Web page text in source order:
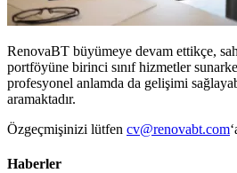
RenovaBT büyümeye devam ettikçe,
portföyüne birinci sınıf hizmetler
profesyonel anlamda da gelişimi
aramaktadır.
Özgeçmişinizi lütfen cv@renovabt.com
Haberler